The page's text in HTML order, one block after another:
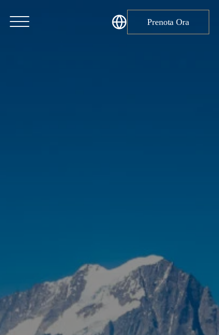
Prenota Ora